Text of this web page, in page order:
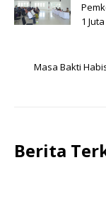
1
Masa Bakti
Berita